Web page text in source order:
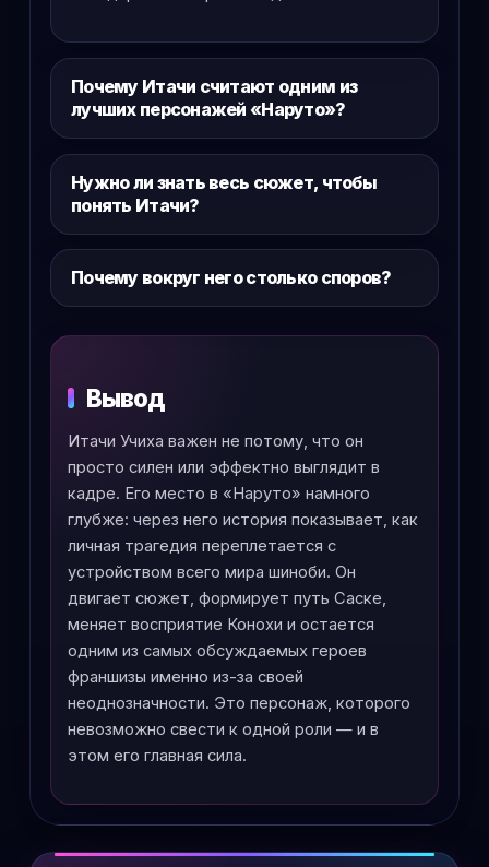
Почему Итачи считают одним из
лучших персонажей «Наруто»?
Нужно ли знать весь сюжет, чтобы
понять Итачи?
Почему вокруг него столько споров?
Вывод
Итачи Учиха важен не потому, что он
просто силен или эффектно выглядит в
кадре. Его место в «Наруто» намного
глубже: через него история показывает, как
личная трагедия переплетается с
устройством всего мира шиноби. Он
двигает сюжет, формирует путь Саске,
меняет восприятие Конохи и остается
одним из самых обсуждаемых героев
франшизы именно из-за своей
неоднозначности. Это персонаж, которого
невозможно свести к одной роли — и в
этом его главная сила.